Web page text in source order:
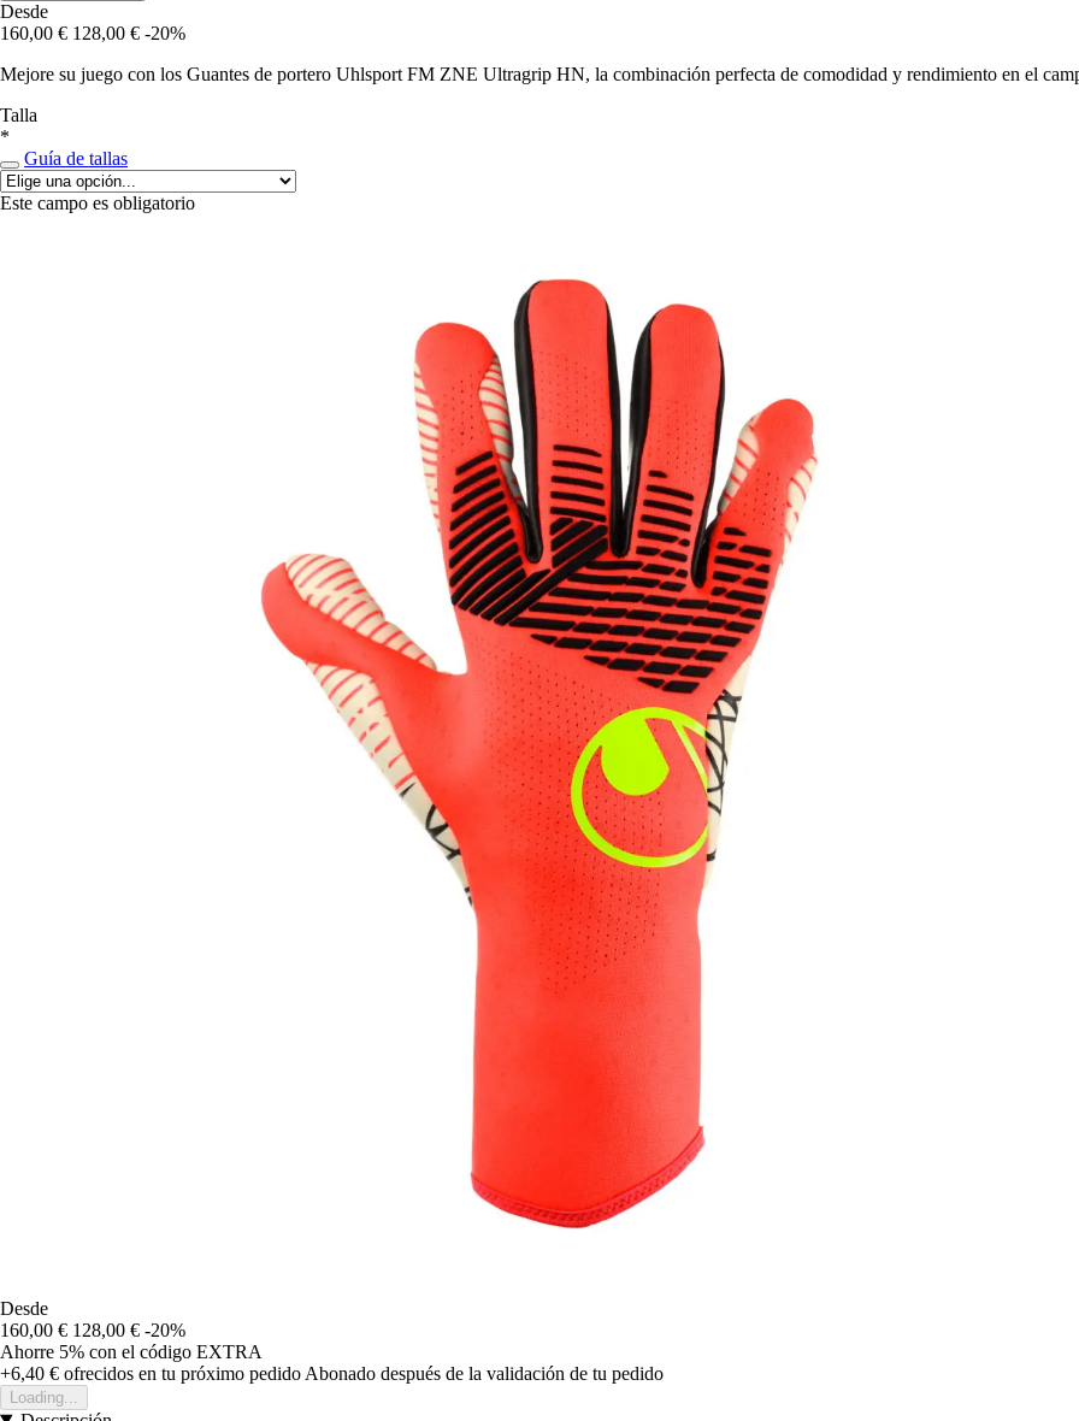
Desde
160,00 € 128,00 € -20%
Mejore su juego con los Guantes de portero Uhlsport FM ZNE Ultragrip HN, la combinación perfecta de comodidad y rendimiento en el
Talla
*
Guía de tallas
Este campo es obligatorio
Desde
160,00 € 128,00 € -20%
Ahorre 5% con el código EXTRA
+6,40 € ofrecidos en tu próximo pedido Abonado después de la validación de tu pedido
Loading...